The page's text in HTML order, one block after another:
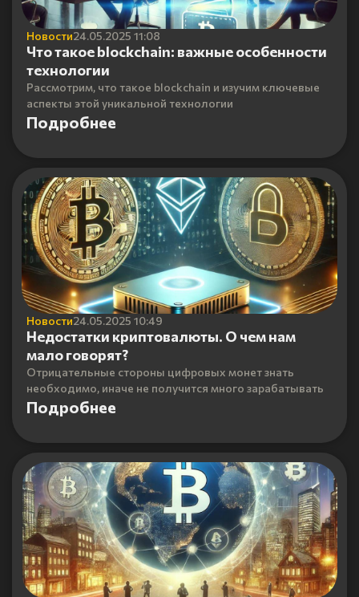
Новости24.05.2025 11:08
Что такое blockchain: важные особенности
технологии
Рассмотрим, что такое blockchain и изучим ключевые
аспекты этой уникальной технологии
Подробнее
Новости24.05.2025 10:49
Недостатки криптовалюты. О чем нам
мало говорят?
Отрицательные стороны цифровых монет знать
необходимо, иначе не получится много зарабатывать
Подробнее